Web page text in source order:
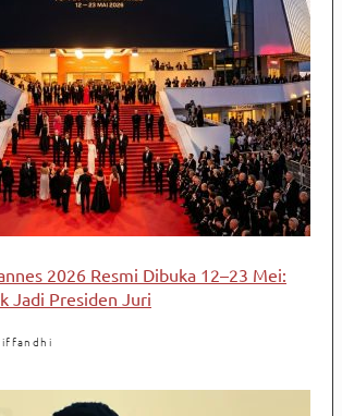
2026 Resmi Dibuka 12–23 Mei:
Jadi Presiden Juri